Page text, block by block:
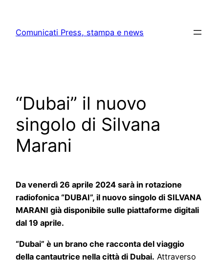
content
Comunicati Press, stampa e news
“Dubai” il nuovo
singolo di Silvana
Marani
Da venerdì 26 aprile 2024 sarà in rotazione
radiofonica “DUBAI”, il nuovo singolo di SILVANA
MARANI già disponibile sulle piattaforme digitali
dal 19 aprile.
“Dubai” è un brano che racconta del viaggio
della cantautrice nella città di Dubai. Attraverso